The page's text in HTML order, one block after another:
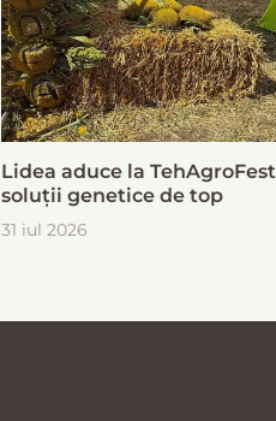
Lidea aduce la TehAgroFest
soluții genetice de top
31 iul 2026